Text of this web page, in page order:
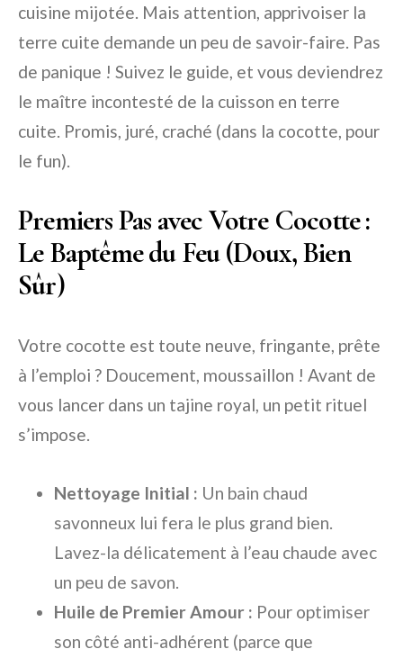
cuisine mijotée. Mais attention, apprivoiser la
terre cuite demande un peu de savoir-faire. Pas
de panique ! Suivez le guide, et vous deviendrez
le maître incontesté de la cuisson en terre
cuite. Promis, juré, craché (dans la cocotte, pour
le fun).
Premiers Pas avec Votre Cocotte :
Le Baptême du Feu (Doux, Bien
Sûr)
Votre cocotte est toute neuve, fringante, prête
à l’emploi ? Doucement, moussaillon ! Avant de
vous lancer dans un tajine royal, un petit rituel
s’impose.
Nettoyage Initial : Un bain chaud
savonneux lui fera le plus grand bien.
Lavez-la délicatement à l’eau chaude avec
un peu de savon.
Huile de Premier Amour : Pour optimiser
son côté anti-adhérent (parce que